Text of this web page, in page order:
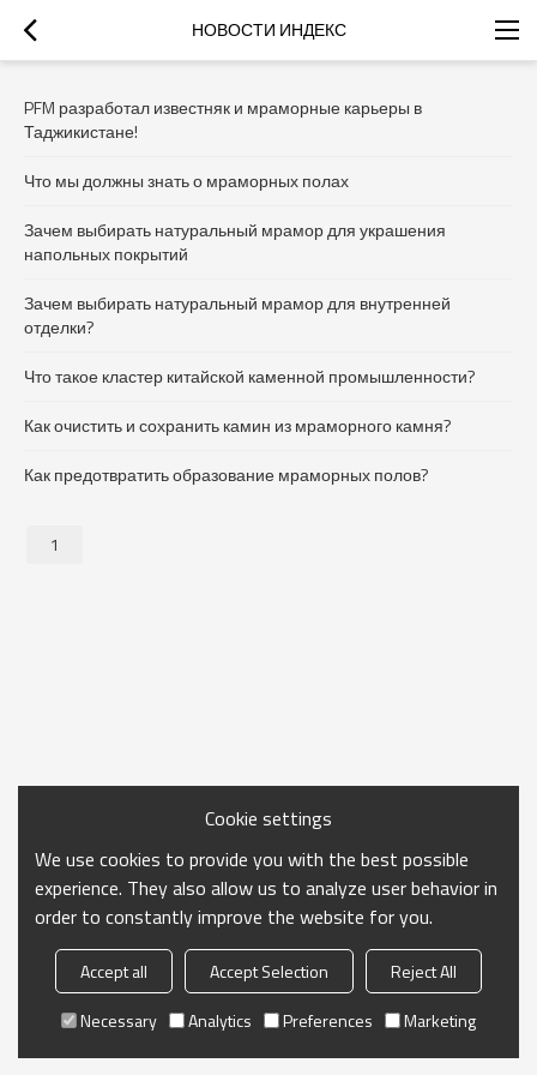
НОВОСТИ ИНДЕКС
PFM разработал известняк и мраморные карьеры в
Таджикистане!
Что мы должны знать о мраморных полах
Зачем выбирать натуральный мрамор для украшения
напольных покрытий
Зачем выбирать натуральный мрамор для внутренней
отделки?
Что такое кластер китайской каменной промышленности?
Как очистить и сохранить камин из мраморного камня?
Как предотвратить образование мраморных полов?
1
Cookie settings
We use cookies to provide you with the best possible
experience. They also allow us to analyze user behavior in
order to constantly improve the website for you.
Accept all Accept Selection
Reject All
Necessary
Analytics Preferences Marketing